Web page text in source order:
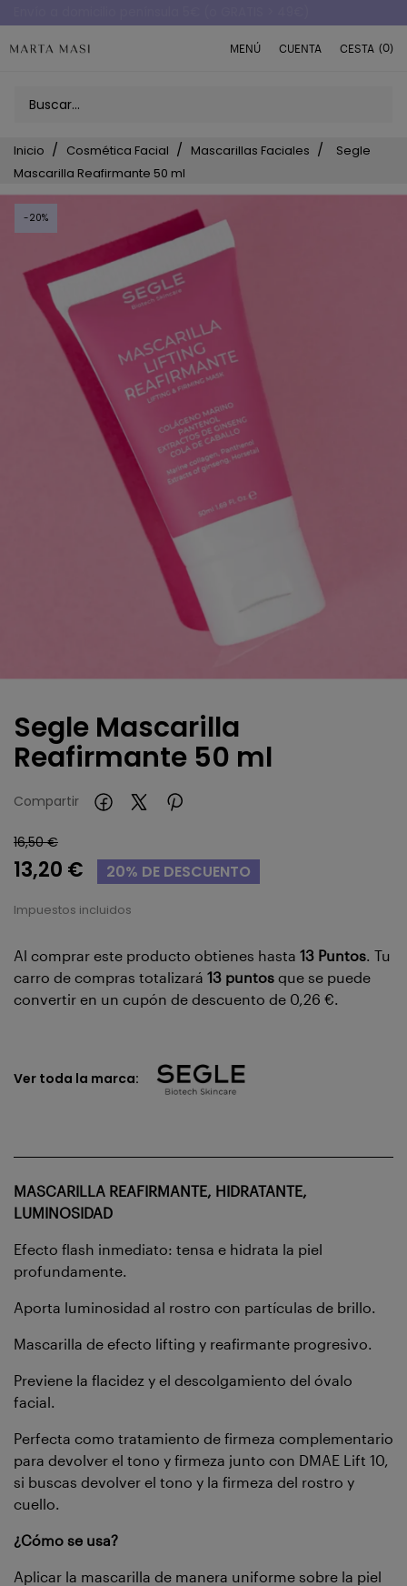
MENÚ CUENTA CESTA (0)
Inicio Cosmética Facial Mascarillas Faciales
Segle
Mascarilla Reafirmante 50 ml
Segle Mascarilla
Reafirmante 50 ml
Compartir
16,50 €
13,20 € 20% DE DESCUENTO
Impuestos incluidos
Al comprar este producto obtienes hasta 13 Puntos. Tu
carro de compras totalizará 13 puntos que se puede
convertir en un cupón de descuento de 0,26 €.
Ver toda la marca:
MASCARILLA REAFIRMANTE, HIDRATANTE,
LUMINOSIDAD
Efecto flash inmediato: tensa e hidrata la piel
profundamente.
Aporta luminosidad al rostro con partículas de brillo.
Mascarilla de efecto lifting y reafirmante progresivo.
Previene la flacidez y el descolgamiento del óvalo
facial.
Perfecta como tratamiento de firmeza complementario
para devolver el tono y firmeza junto con DMAE Lift 10,
si buscas devolver el tono y la firmeza del rostro y
cuello.
¿Cómo se usa?
Aplicar la mascarilla de manera uniforme sobre la piel
-20%